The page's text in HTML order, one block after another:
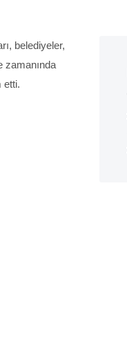
belediyeler,
zamanında
etti.